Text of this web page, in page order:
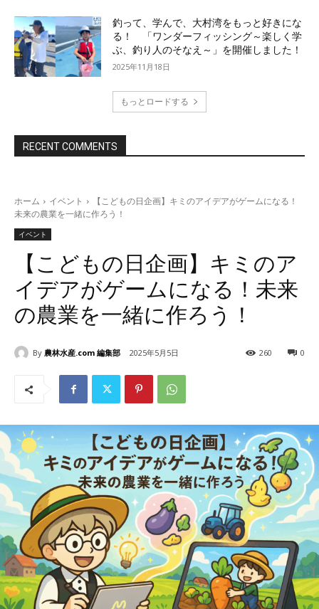
釣って、学んで、大村湾をもっと好きにな
る！ 「ワンダーフィッシング～楽しく学
ぶ、釣り人のそなえ～」を開催しました！
2025年11月18日
もっとロードする
RECENT COMMENTS